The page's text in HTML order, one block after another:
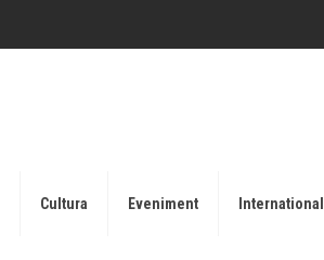
Cultura Eveniment International